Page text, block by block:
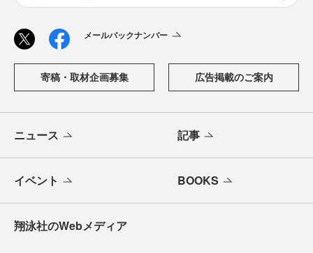
メールバックナンバー
寄稿・取材企画募集 広告掲載のご案内
ニュース 記事
イベント BOOKS
翔泳社のWebメディア